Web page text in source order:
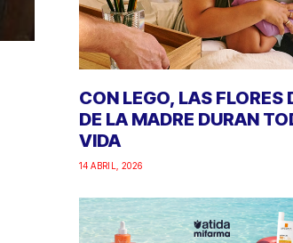
CON LEGO, LAS FLORES
DE LA MADRE DURAN
VIDA
14 ABRIL, 2026